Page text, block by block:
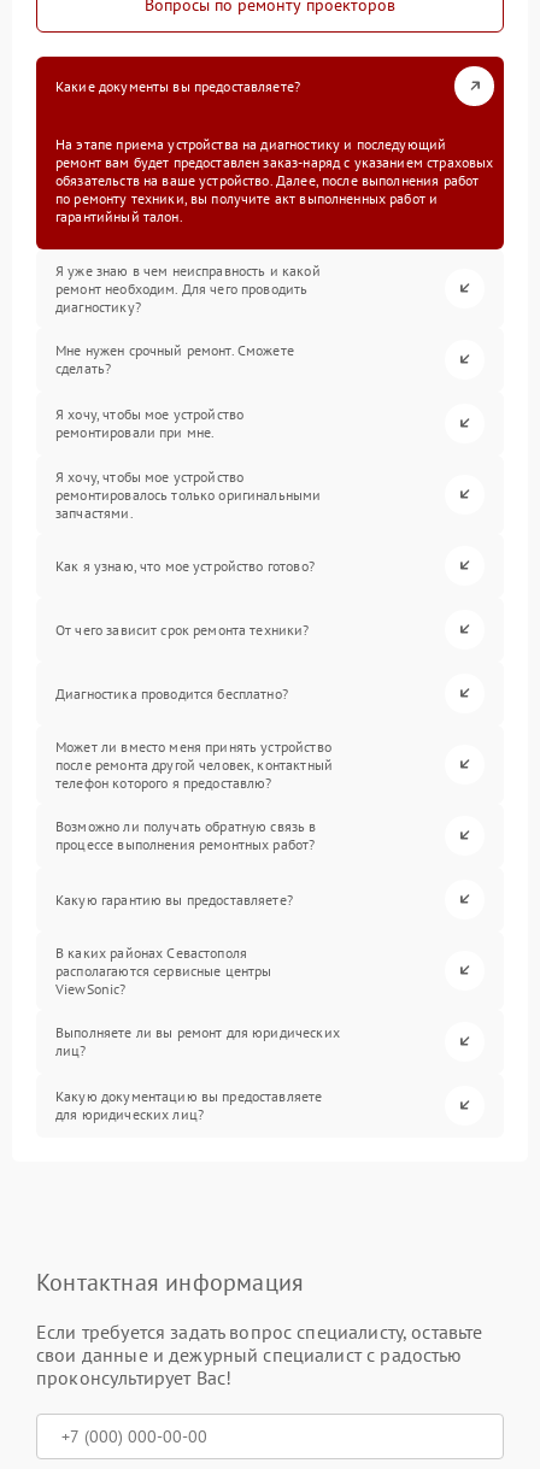
Вопросы по ремонту проекторов
Какие документы вы предоставляете?
На этапе приема устройства на диагностику и последующий
ремонт вам будет предоставлен заказ-наряд с указанием страховых
обязательств на ваше устройство. Далее, после выполнения работ
по ремонту техники, вы получите акт выполненных работ и
гарантийный талон.
Я уже знаю в чем неисправность и какой
ремонт необходим. Для чего проводить
диагностику?
Мне нужен срочный ремонт. Сможете
сделать?
Я хочу, чтобы мое устройство
ремонтировали при мне.
Я хочу, чтобы мое устройство
ремонтировалось только оригинальными
запчастями.
Как я узнаю, что мое устройство готово?
От чего зависит срок ремонта техники?
Диагностика проводится бесплатно?
Может ли вместо меня принять устройство
после ремонта другой человек, контактный
телефон которого я предоставлю?
Возможно ли получать обратную связь в
процессе выполнения ремонтных работ?
Какую гарантию вы предоставляете?
В каких районах Севастополя
располагаются сервисные центры
ViewSonic?
Выполняете ли вы ремонт для юридических
лиц?
Какую документацию вы предоставляете
для юридических лиц?
Контактная информация
Если требуется задать вопрос специалисту, оставьте
свои данные и дежурный специалист с радостью
проконсультирует Вас!